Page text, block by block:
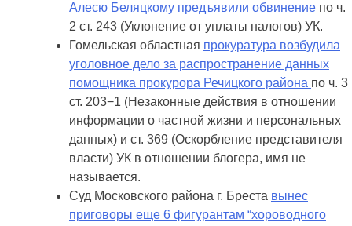
Алесю Беляцкому предъявили обвинение по ч.
2 ст. 243 (Уклонение от уплаты налогов) УК.
Гомельская областная прокуратура возбудила
уголовное дело за распространение данных
помощника прокурора Речицкого района по ч. 3
ст. 203−1 (Незаконные действия в отношении
информации о частной жизни и персональных
данных) и ст. 369 (Оскорбление представителя
власти) УК в отношении блогера, имя не
называется.
Суд Московского района г. Бреста вынес
приговоры еще 6 фигурантам “хороводного